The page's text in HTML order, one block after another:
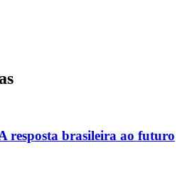
resposta brasileira ao futuro